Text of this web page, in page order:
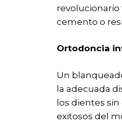
cemento o
Ortodoncia
Un
la adecuada
los dientes
exitosos del